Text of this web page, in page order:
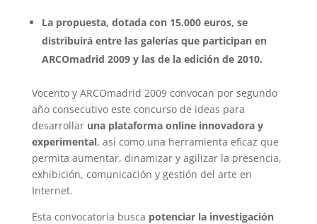
La propuesta, dotada con 15.000 euros, se
distribuirá entre las galerías que participan en
ARCOmadrid 2009 y las de la edición de 2010.
Vocento y ARCOmadrid 2009 convocan por segundo
año consecutivo este concurso de ideas para
desarrollar una plataforma online innovadora y
experimental, así como una herramienta eficaz que
permita aumentar, dinamizar y agilizar la presencia,
exhibición, comunicación y gestión del arte en
Internet.
Esta convocatoria busca potenciar la investigación